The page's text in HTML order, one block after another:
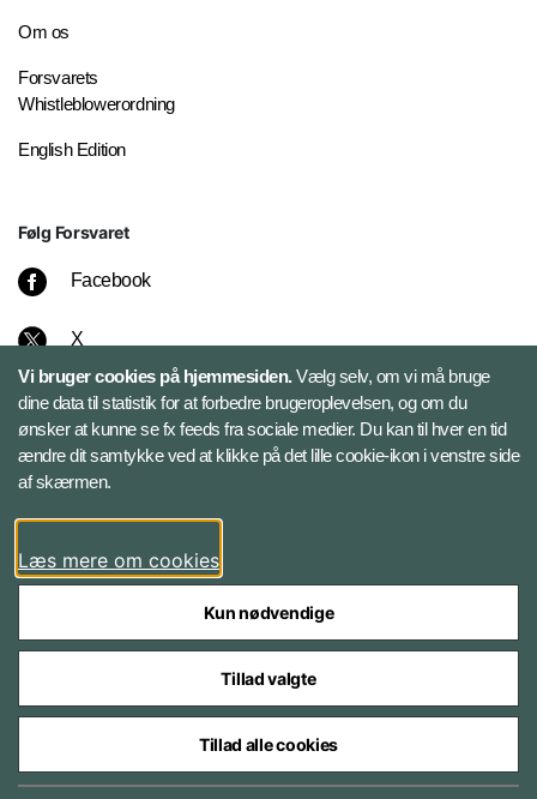
Om os
Forsvarets
Whistleblowerordning
English Edition
Følg Forsvaret
Facebook
X
Instagram
Bluesky
LinkedIn
Styrelser og myndigheder under Forsvarsministeriet
Vi bruger cookies på hjemmesiden.Vælg selv, om vi må bruge
dine data til statistik for at forbedre brugeroplevelsen, og om du
ønsker at kunne se fx feeds fra sociale medier. Du kan til hver en tid
ændre dit samtykke ved at klikke på det lille cookie-ikon i venstre side
af skærmen.
Læs mere om cookies
Kun nødvendige
Tillad valgte
Tillad alle cookies